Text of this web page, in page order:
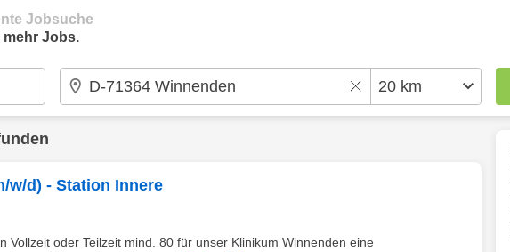
Jobsuche
mehr Jobs.
w/d) - Station Innere
Vollzeit oder Teilzeit mind. 80 für unser Klinikum Winnenden eine